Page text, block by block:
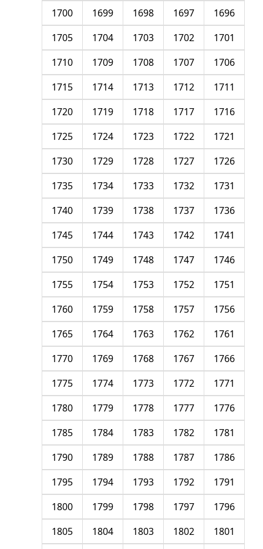
1696
1697
1698
1699
1700
1701
1702
1703
1704
1705
1706
1707
1708
1709
1710
1711
1712
1713
1714
1715
1716
1717
1718
1719
1720
1721
1722
1723
1724
1725
1726
1727
1728
1729
1730
1731
1732
1733
1734
1735
1736
1737
1738
1739
1740
1741
1742
1743
1744
1745
1746
1747
1748
1749
1750
1751
1752
1753
1754
1755
1756
1757
1758
1759
1760
1761
1762
1763
1764
1765
1766
1767
1768
1769
1770
1771
1772
1773
1774
1775
1776
1777
1778
1779
1780
1781
1782
1783
1784
1785
1786
1787
1788
1789
1790
1791
1792
1793
1794
1795
1796
1797
1798
1799
1800
1801
1802
1803
1804
1805